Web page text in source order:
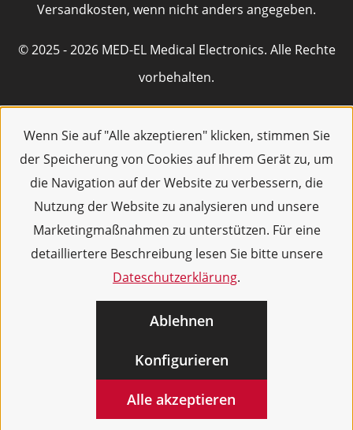
Wenn Sie auf "Alle akzeptieren" klicken, stimmen Sie
der Speicherung von Cookies auf Ihrem Gerät zu, um
die Navigation auf der Website zu verbessern, die
Nutzung der Website zu analysieren und unsere
Marketingmaßnahmen zu unterstützen. Für eine
detailliertere Beschreibung lesen Sie bitte unsere
Dateschutzerklärung.
Ablehnen
Konfigurieren
Alle akzeptieren
Versandkosten, wenn nicht anders angegeben.
© 2025 - 2026 MED-EL Medical Electronics. Alle Rechte
vorbehalten.